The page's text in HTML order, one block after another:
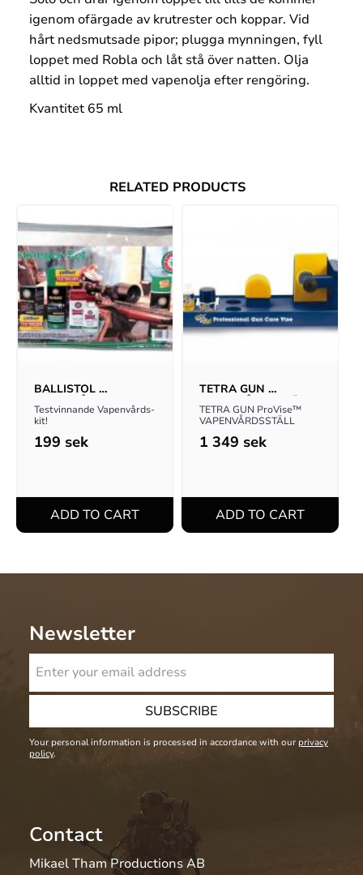
igenom ofärgade av krutrester och koppar. Vid
hårt nedsmutsade pipor; plugga mynningen, fyll
loppet med Robla och låt stå över natten. Olja
alltid in loppet med vapenolja efter rengöring.
Kvantitet 65 ml
RELATED PRODUCTS
BALLISTOL
VAPENVÅRDS-KIT
Testvinnande Vapenvårds-
kit!
199 sek
TETRA GUN
VAPENVÅRDSSTÄLL
TETRA GUN ProVise™
VAPENVÅRDSSTÄLL
1 349 sek
Newsletter
SUBSCRIBE
Your personal information is processed in accordance with our privacy
policy.
Contact
Mikael Tham Productions AB